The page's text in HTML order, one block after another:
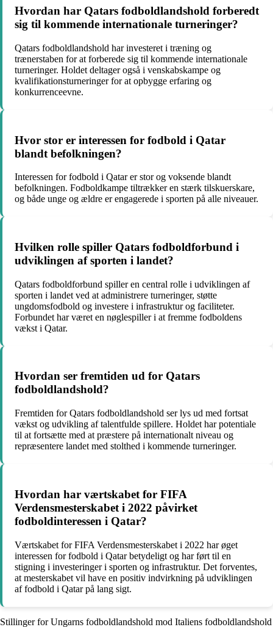
Hvordan har Qatars fodboldlandshold forberedt
sig til kommende internationale turneringer?
Qatars fodboldlandshold har investeret i træning og
trænerstaben for at forberede sig til kommende internationale
turneringer. Holdet deltager også i venskabskampe og
kvalifikationsturneringer for at opbygge erfaring og
konkurrenceevne.
Hvor stor er interessen for fodbold i Qatar
blandt befolkningen?
Interessen for fodbold i Qatar er stor og voksende blandt
befolkningen. Fodboldkampe tiltrækker en stærk tilskuerskare,
og både unge og ældre er engagerede i sporten på alle niveauer.
Hvilken rolle spiller Qatars fodboldforbund i
udviklingen af sporten i landet?
Qatars fodboldforbund spiller en central rolle i udviklingen af
sporten i landet ved at administrere turneringer, støtte
ungdomsfodbold og investere i infrastruktur og faciliteter.
Forbundet har været en nøglespiller i at fremme fodboldens
vækst i Qatar.
Hvordan ser fremtiden ud for Qatars
fodboldlandshold?
Fremtiden for Qatars fodboldlandshold ser lys ud med fortsat
vækst og udvikling af talentfulde spillere. Holdet har potentiale
til at fortsætte med at præstere på internationalt niveau og
repræsentere landet med stolthed i kommende turneringer.
Hvordan har værtskabet for FIFA
Verdensmesterskabet i 2022 påvirket
fodboldinteressen i Qatar?
Værtskabet for FIFA Verdensmesterskabet i 2022 har øget
interessen for fodbold i Qatar betydeligt og har ført til en
stigning i investeringer i sporten og infrastruktur. Det forventes,
at mesterskabet vil have en positiv indvirkning på udviklingen
af fodbold i Qatar på lang sigt.
Stillinger for Ungarns fodboldlandshold mod Italiens fodboldlandshold